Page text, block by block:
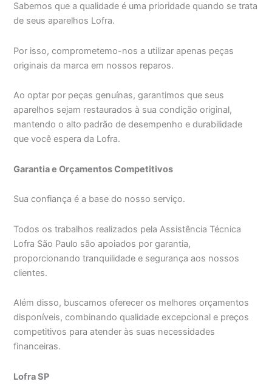
Sabemos que a qualidade é uma prioridade quando se trata
de seus aparelhos Lofra.
Por isso, comprometemo-nos a utilizar apenas peças
originais da marca em nossos reparos.
Ao optar por peças genuínas, garantimos que seus
aparelhos sejam restaurados à sua condição original,
mantendo o alto padrão de desempenho e durabilidade
que você espera da Lofra.
Garantia e Orçamentos Competitivos
Sua confiança é a base do nosso serviço.
Todos os trabalhos realizados pela Assistência Técnica
Lofra São Paulo são apoiados por garantia,
proporcionando tranquilidade e segurança aos nossos
clientes.
Além disso, buscamos oferecer os melhores orçamentos
disponíveis, combinando qualidade excepcional e preços
competitivos para atender às suas necessidades
financeiras.
Lofra SP